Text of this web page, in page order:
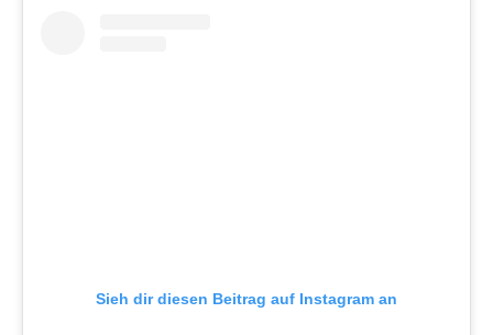
Sieh dir diesen Beitrag auf Instagram an